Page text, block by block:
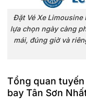
Đặt Vé Xe Limousine
lựa chọn ngày càng
mái, đúng giờ và
Tổng quan
bay Tân Sơn